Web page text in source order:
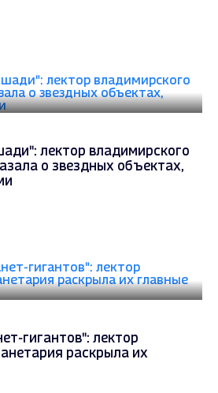
лектор владимирского
о звездных объектах,
гигантов": лектор
раскрыла их